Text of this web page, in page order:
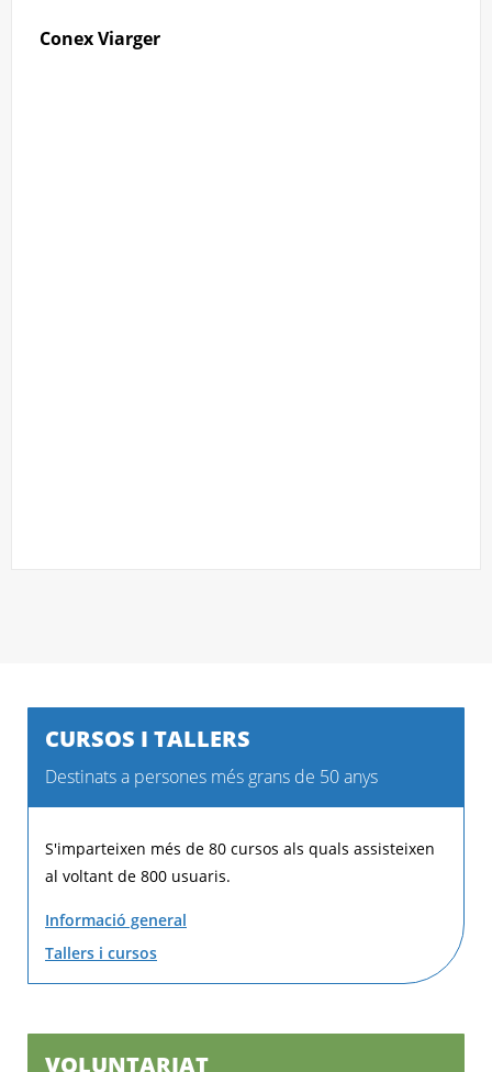
Conex Viarger
CURSOS I TALLERS
Destinats a persones més grans de 50 anys
S'imparteixen més de 80 cursos als quals assisteixen
al voltant de 800 usuaris.
Informació general
Tallers i cursos
VOLUNTARIAT